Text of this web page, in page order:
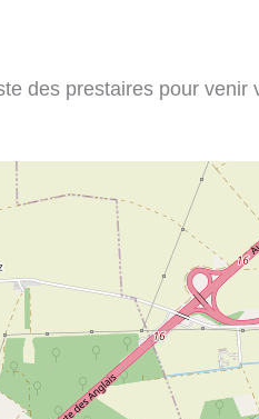
des prestaires pour venir